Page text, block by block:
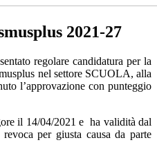
2021-27
regolare candidatura per la
nel settore SCUOLA, alla
l’approvazione con punteggio
il 14/04/2021 e ha validità dal
per giusta causa da parte